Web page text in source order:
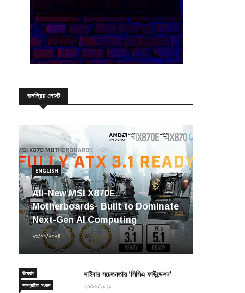
জনপ্রিয় পোস্ট
ENGLISH
All-New MSI X870E
Motherboards- Built to Dominate
Next-Gen AI Computing
২৬/০৯/২০২৪
উদ্যোগ
সাম্প্রতিক সংবাদ
সাইবার সচেতনতায় ‘সিসিএ ফাউন্ডেশন’
২৩/১২/২০২০